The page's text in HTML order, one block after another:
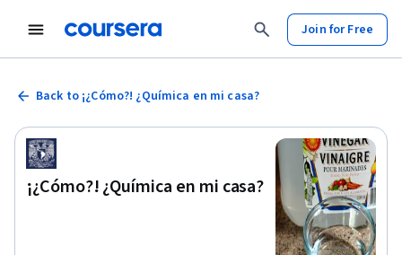
Join for Free
Back to ¡¿Cómo?! ¿Química en mi casa?
¡¿Cómo?! ¿Química en mi casa?